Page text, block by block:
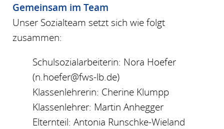
Gemeinsam im Team
Unser Sozialteam setzt sich wie folgt
zusammen:
Schulsozialarbeiterin: Nora Hoefer
(n.hoefer@fws-lb.de)
Klassenlehrerin: Cherine Klumpp
Klassenlehrer: Martin Anhegger
Elternteil: Antonia Runschke-Wieland